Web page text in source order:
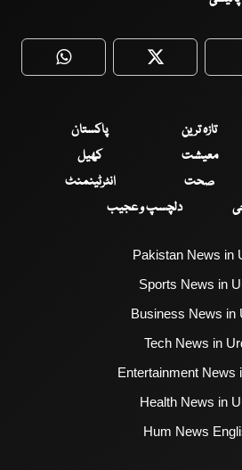
WhatsApp Twitter
تازہ ترین
پاکستان
معیشت
کھیل
صحت
انٹرٹینمنٹ
دلچسپ و عجیب
Pakistan News in
Sports News in
Business News in
Tech News in
Entertainment News
Health News in
Hum News